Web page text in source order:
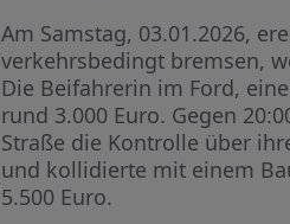
Am Samstag, 03.01.2026,
verkehrsbedingt bremsen,
Die Beifahrerin im Ford,
rund 3.000 Euro. Gegen
Straße die Kontrolle über
und kollidierte mit einem
5.500 Euro.